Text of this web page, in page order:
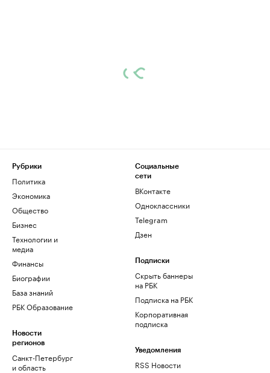
Рубрики
Политика
Экономика
Общество
Бизнес
Технологии и
медиа
Финансы
Биографии
База знаний
РБК Образование
Новости
регионов
Санкт-Петербург
и область
Социальные
сети
ВКонтакте
Одноклассники
Telegram
Дзен
Подписки
Скрыть баннеры
на РБК
Подписка на РБК
Корпоративная
подписка
Уведомления
RSS Новости